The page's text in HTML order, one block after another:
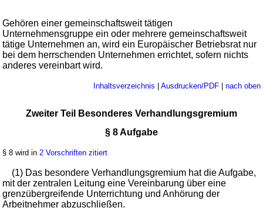
Gehören einer gemeinschaftsweit tätigen
Unternehmensgruppe ein oder mehrere gemeinschaftsweit
tätige Unternehmen an, wird ein Europäischer Betriebsrat nur
bei dem herrschenden Unternehmen errichtet, sofern nichts
anderes vereinbart wird.
Inhaltsverzeichnis Ausdrucken/PDF| nach oben
Zweiter Teil Besonderes Verhandlungsgremium
§ 8 Aufgabe
§ 8 wird in 2 Vorschriften zitiert
(1) Das besondere Verhandlungsgremium hat die Aufgabe,
mit der zentralen Leitung eine Vereinbarung über eine
grenzübergreifende Unterrichtung und Anhörung der
Arbeitnehmer abzuschließen.